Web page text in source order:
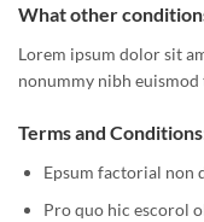
What other
Lorem ipsum dolor sit
nonummy nibh
Terms and
Epsum factorial non
Pro quo hic escorol